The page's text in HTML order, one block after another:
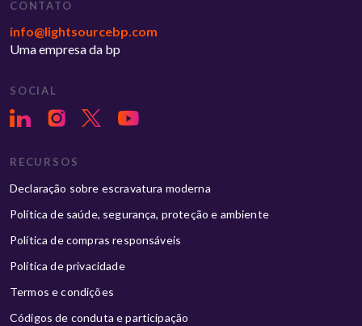
CONTATO
info@lightsourcebp.com
Uma empresa da bp
SOCIAL
RECURSOS
Declaração sobre escravatura moderna
Política de saúde, segurança, proteção e ambiente
Política de compras responsáveis
Política de privacidade
Termos e condições
Códigos de conduta e participação